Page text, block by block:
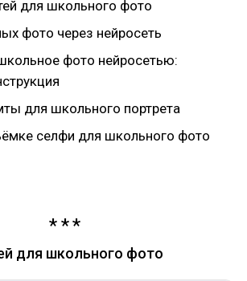
для школьного фото
фото через нейросеть
фото нейросетью:
для школьного портрета
селфи для школьного фото
для школьного фото